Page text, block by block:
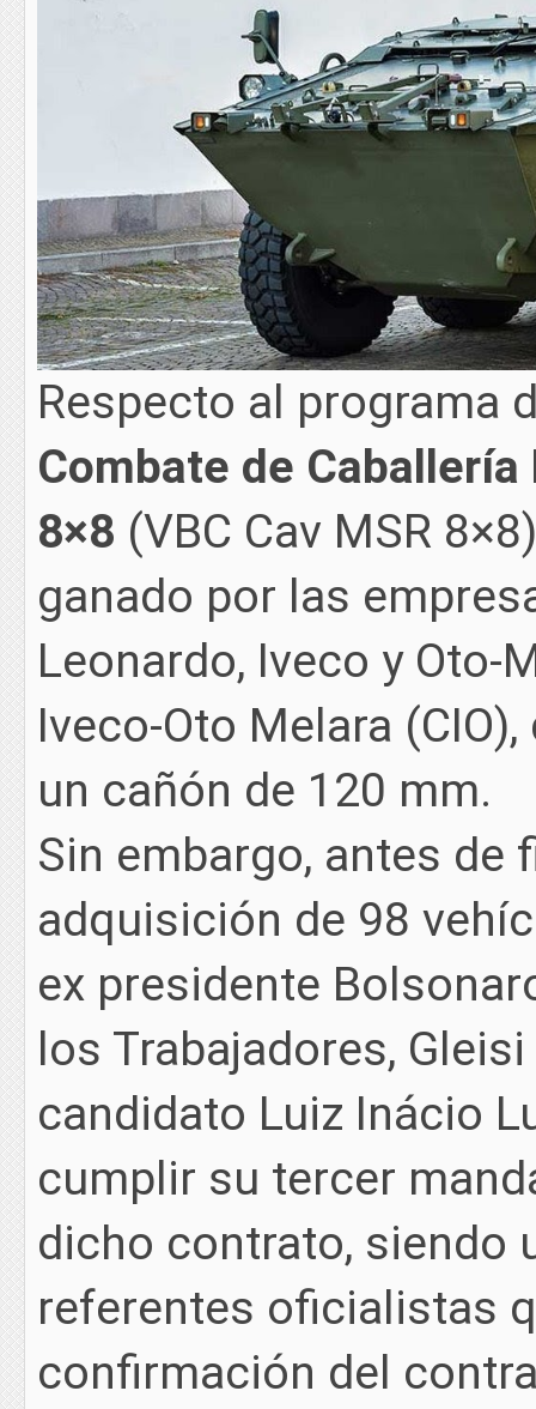
Respecto al programa
Combate de
8×8 (VBC Cav MSR
ganado por las
Leonardo, Iveco y Oto-
Iveco-Oto Melara
un cañón de 120 mm.
Sin embargo, antes de
adquisición de 98
ex presidente
los Trabajadores,
candidato Luiz Inácio
cumplir su tercer
dicho contrato, siendo
referentes oficialistas
confirmación del